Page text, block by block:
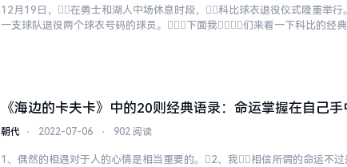
12月19日，在勇士和湖人中场休息时段，科比球衣退役仪式隆重举
一支球队退役两个球衣号码的球员。下面我们来看一下科比的经
《海边的卡夫卡》中的20则经典语录：命运掌握在自己手
朝代 ⋅ 2022-07-06 ⋅ 902 阅读
1、偶然的相遇对于人的心情是相当重要的。2、我相信所谓的命运不